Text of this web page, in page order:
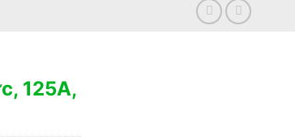
125A,